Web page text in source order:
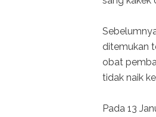
ditemukan
obat
tidak naik
Pada 13